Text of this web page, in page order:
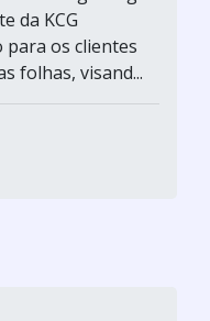
da KCG
para os clientes
folhas, visand...